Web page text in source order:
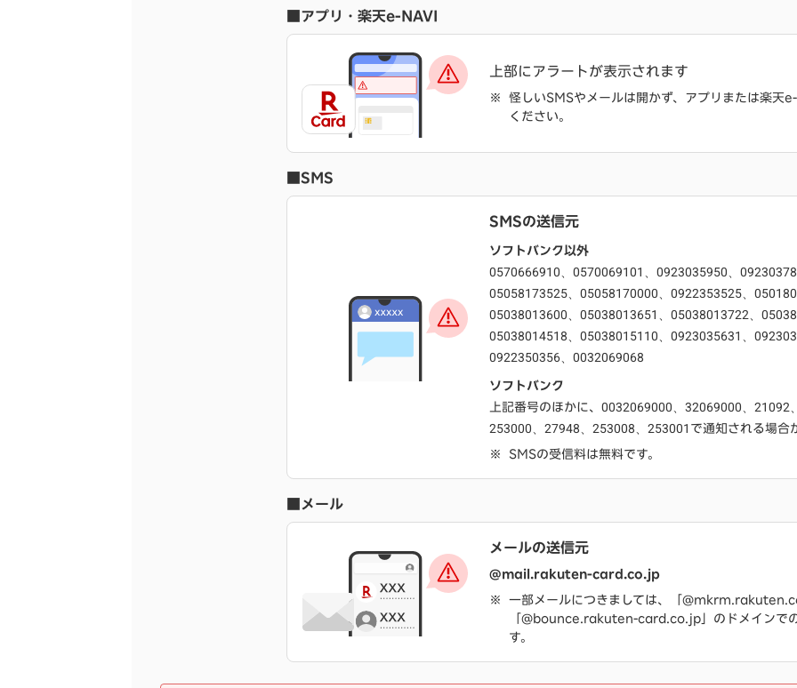
■アプリ・楽天e-NAVI
上部にアラートが表示されます
怪しいSMSやメールは開かず、アプリまたは楽天
ください。
■SMS
SMSの送信元
ソフトバンク以外
0570666910、0570069101、0923035950、
05058173525、05058170000、0922353525、
05038013600、05038013651、05038013722、
05038014518、05038015110、0923035631、
0922350356、0032069068
ソフトバンク
上記番号のほかに、 0032069000、32069000、21092
253000、27948、253008、253001 で通知される場合
SMSの受信料は無料です。
■メール
メールの送信元
@mail.rakuten-card.co.jp
一部メールにつきましては、「
「@bounce.rakuten-card.co.jp」のドメインで
す。